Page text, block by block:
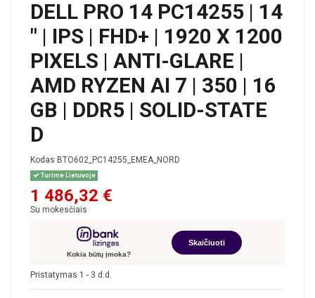
DELL PRO 14 PC14255 | 14
" | IPS | FHD+ | 1920 X 1200
PIXELS | ANTI-GLARE |
AMD RYZEN AI 7 | 350 | 16
GB | DDR5 | SOLID-STATE
D
Kodas BTO602_PC14255_EMEA_NORD
Turime Lietuvoje
1 486,32 €
Su mokesčiais
Kokia būtų įmoka?
Skaičiuoti
Pristatymas 1 - 3 d.d.